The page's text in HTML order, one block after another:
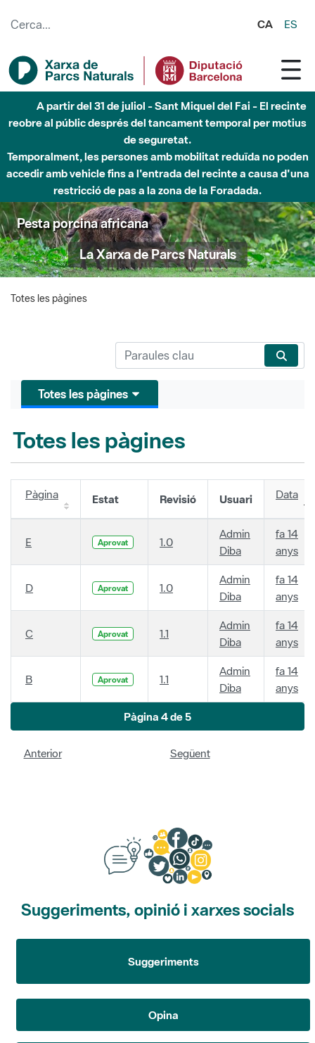
CA ES
A partir del 31 de juliol - Sant Miquel del Fai - El recinte
reobre al públic després del tancament temporal per motius
de seguretat.
Temporalment, les persones amb mobilitat reduïda no poden
accedir amb vehicle fins a l'entrada del recinte a causa d'una
restricció de pas a la zona de la Foradada.
Pesta porcina africana
La Xarxa de Parcs Naturals
Totes les pàgines
Totes les pàgines
Totes les pàgines
Pàgina Estat Revisió Usuari Data
E Aprovat 1.0
Admin
Diba
fa 14
anys
D Aprovat 1.0
Admin
Diba
fa 14
anys
C Aprovat 1.1
Admin
Diba
fa 14
anys
B Aprovat 1.1
Admin
Diba
fa 14
anys
Pàgina 4 de 5
Anterior Següent
Suggeriments, opinió i xarxes socials
Suggeriments
Opina